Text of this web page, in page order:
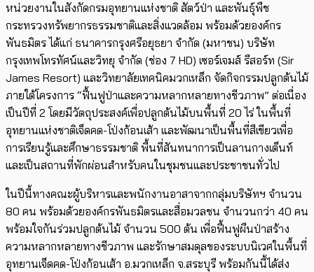
หน่วยงานในสังกัดกรมอุทยานแห่งชาติ สัตว์ป่า และพันธุ์พืช
กระทรวงทรัพยากรธรรมชาติและสิ่งแวดล้อม พร้อมด้วยองค์กร
พันธมิตร ได้แก่ ธนาคารกรุงศรีอยุธยา จำกัด (มหาชน) บริษัท
กรุงเทพโทรทัศน์และวิทยุ จำกัด (ช่อง 7 HD) เซอร์เจมส์ รีสอร์ท (Sir
James Resort) และวิทยาลัยเทคนิคมวกเหล็ก จัดกิจกรรมปลูกต้นไม้
ภายใต้โครงการ “ฟื้นฟูป่าและความหลากหลายทางชีวภาพ” ต่อเนื่อง
เป็นปีที่ 2 โดยมีวัตถุประสงค์เพื่อปลูกต้นไม้บนพื้นที่ 20 ไร่ ในพื้นที่
อุทยานแห่งชาติเจ็ดคด-โป่งก้อนเส้า และพัฒนาเป็นพื้นที่สีเขียวเพื่อ
การเรียนรู้และศึกษาธรรมชาติ พื้นที่สันทนาการเป็นลานกางเต็นท์
และเป็นสถานที่พักผ่อนสำหรับคนในชุมชนและประชาชนทั่วไป
ในปีนี้ทางคณะผู้บริหารและพนักงานอาสาจากกลุ่มบริษัทฯ จำนวน
80 คน พร้อมด้วยองค์กรพันธมิตรและสื่อมวลชน จำนวนกว่า 40 คน
พร้อมใจกันร่วมปลูกต้นไม้ จำนวน 500 ต้น เพื่อฟื้นฟูผืนป่าสร้าง
ความหลากหลายทางชีวภาพ และรักษาสมดุลของระบบนิเวศในพื้นที่
อุทยานเจ็ดคด-โป่งก้อนเส้า อ.มวกเหล็ก จ.สระบุรี พร้อมกันนี้ได้ส่ง